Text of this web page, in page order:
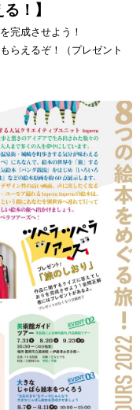
！】
完成させよう！
らえるぞ！（プレゼント